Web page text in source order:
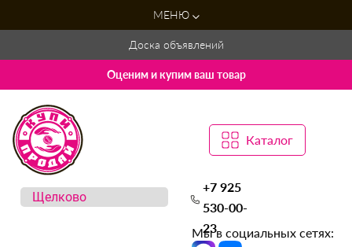
МЕНЮ
Доска объявлений
Оценим и купим ваш товар
Каталог
+7 925
530-00-
23
Мы в социальных сетях: